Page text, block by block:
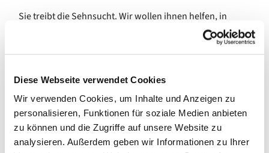
Diese Webseite verwendet Cookies
Wir verwenden Cookies, um Inhalte und Anzeigen zu
personalisieren, Funktionen für soziale Medien anbieten
zu können und die Zugriffe auf unsere Website zu
analysieren. Außerdem geben wir Informationen zu Ihrer
Sie treibt die Sehnsucht. Wir wollen ihnen helfen, in
Berlin anzukommen. Vielleicht für ein paar Jahre,
Lindengemeinde, öffnete die Pfarrerin Bettina
Schwietering-Evers die Türen des Gemeindehauses für
alle Heimatlosen. Menschen fanden sich ein, solche, die
Hilfe boten, solche, die Hilfe brauchten. Es organisierte
sich das Brückencafé. Seitdem haben wir zusammen